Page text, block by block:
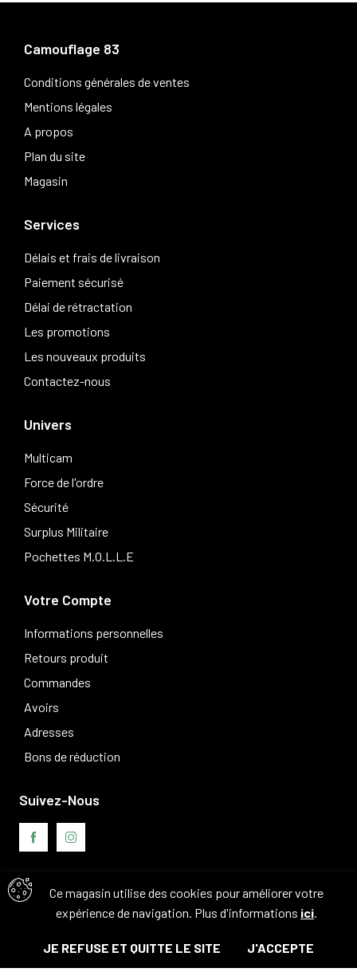
Camouflage 83
Conditions générales de ventes
Mentions légales
A propos
Plan du site
Magasin
Services
Délais et frais de livraison
Paiement sécurisé
Délai de rétractation
Les promotions
Les nouveaux produits
Contactez-nous
Univers
Multicam
Force de l'ordre
Sécurité
Surplus Militaire
Pochettes M.O.L.L.E
Votre Compte
Informations personnelles
Retours produit
Commandes
Avoirs
Adresses
Bons de réduction
Ce magasin utilise des cookies pour améliorer votre
expérience de navigation. Plus d'informations ici.
JE REFUSE ET QUITTE LE SITE J'ACCEPTE
Suivez-Nous
Avis clients
© Tous droits réservés. 2026 - Camouflage 83